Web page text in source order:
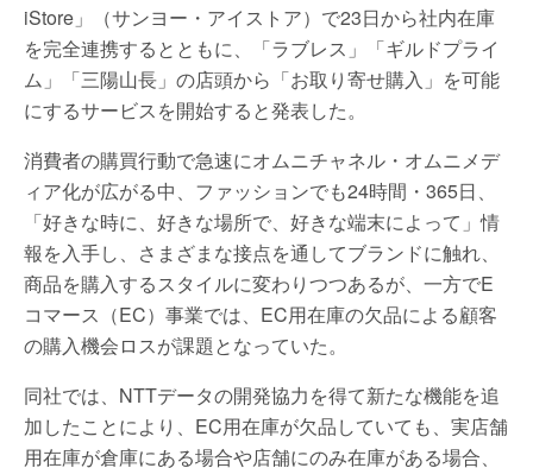
iStore」（サンヨー・アイストア）で23日から社内在庫
を完全連携するとともに、「ラブレス」「ギルドプライ
ム」「三陽山長」の店頭から「お取り寄せ購入」を可能
にするサービスを開始すると発表した。
消費者の購買行動で急速にオムニチャネル・オムニメデ
ィア化が広がる中、ファッションでも24時間・365日、
「好きな時に、好きな場所で、好きな端末によって」情
報を入手し、さまざまな接点を通してブランドに触れ、
商品を購入するスタイルに変わりつつあるが、一方でE
コマース（EC）事業では、EC用在庫の欠品による顧客
の購入機会ロスが課題となっていた。
同社では、NTTデータの開発協力を得て新たな機能を追
加したことにより、EC用在庫が欠品していても、実店舗
用在庫が倉庫にある場合や店舗にのみ在庫がある場合、